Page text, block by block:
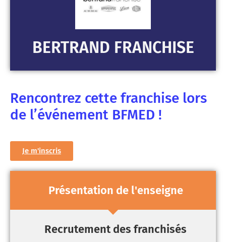
BERTRAND FRANCHISE
Rencontrez cette franchise lors
de l’événement BFMED !
Je m'inscris
Présentation de l'enseigne
Recrutement des franchisés